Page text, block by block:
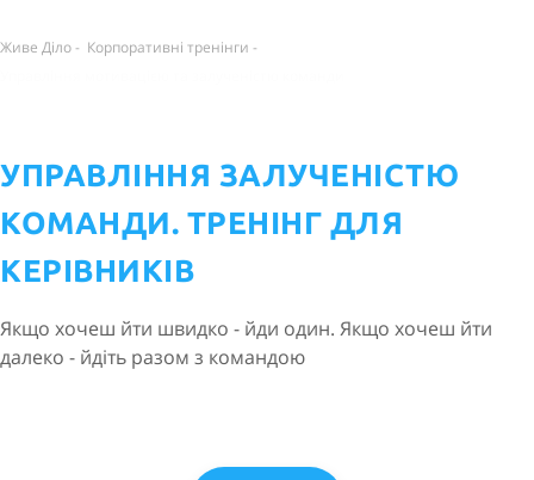
Живе Діло- Корпоративні тренінги -
УПРАВЛІННЯ ЗАЛУЧЕНІСТЮ
КОМАНДИ. ТРЕНІНГ ДЛЯ
КЕРІВНИКІВ
Якщо хочеш йти швидко - йди один. Якщо хочеш йти
далеко - йдіть разом з командою